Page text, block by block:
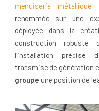
menuiserie métallique
renommée sur une
déployée dans la
construction robuste
l'installation précise
transmise de génération
groupe une position de